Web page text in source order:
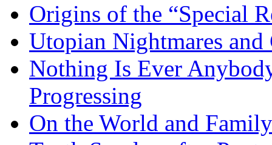
Origins of the “Special
Utopian Nightmares
Nothing Is Ever
Progressing
On the World and Family